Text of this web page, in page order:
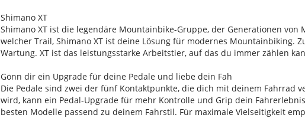
Shimano XT
Shimano XT ist die legendäre Mountainbike-Gruppe, der Generationen
welcher Trail, Shimano XT ist deine Lösung für modernes Mountainbiking.
Wartung. XT ist das leistungsstarke Arbeitstier, auf das du immer zählen
Gönn dir ein Upgrade für deine Pedale und liebe dein Fah
Die Pedale sind zwei der fünf Kontaktpunkte, die dich mit deinem Fahrrad
wird, kann ein Pedal-Upgrade für mehr Kontrolle und Grip dein
besten Modelle passend zu deinem Fahrstil. Für maximale Vielseitigkeit